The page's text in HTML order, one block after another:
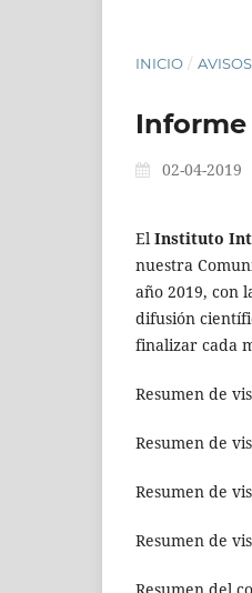
INICIO / AVISOS
Informe
02-04-2019
El Instituto
nuestra
año 2019, con
difusión
finalizar cada
Resumen de
Resumen de
Resumen de
Resumen de